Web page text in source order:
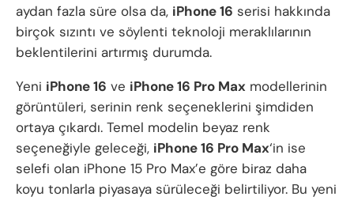
aydan fazla süre olsa da, iPhone 16 serisi hakkında
birçok sızıntı ve söylenti teknoloji meraklılarının
beklentilerini artırmış durumda.
Yeni iPhone 16 ve iPhone 16 Pro Max modellerinin
görüntüleri, serinin renk seçeneklerini şimdiden
ortaya çıkardı. Temel modelin beyaz renk
seçeneğiyle geleceği, iPhone 16 Pro Max‘in ise
selefi olan iPhone 15 Pro Max’e göre biraz daha
koyu tonlarla piyasaya sürüleceği belirtiliyor. Bu yeni